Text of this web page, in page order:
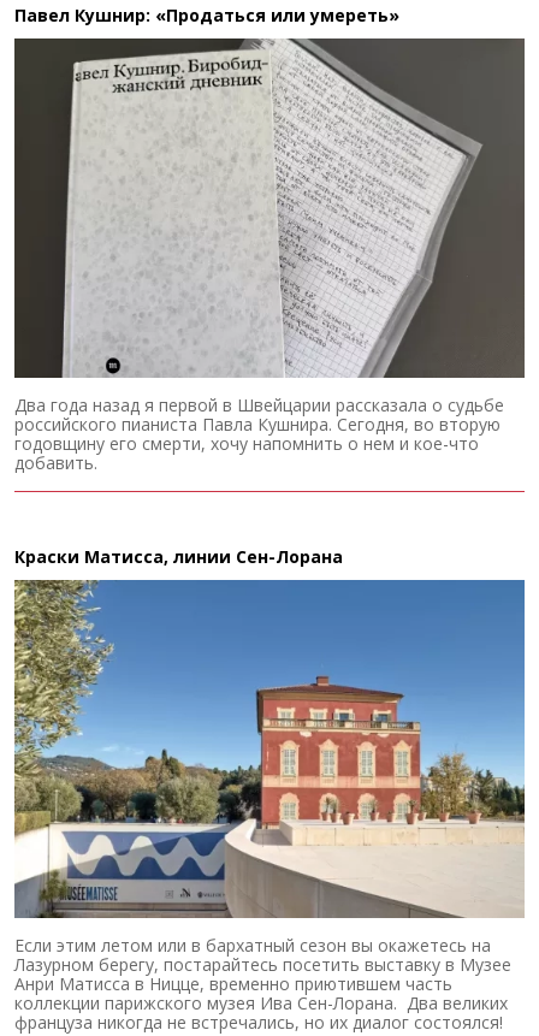
Павел Кушнир: «Продаться или умереть»
Два года назад я первой в Швейцарии рассказала о судьбе
российского пианиста Павла Кушнира. Сегодня, во вторую
годовщину его смерти, хочу напомнить о нем и кое-что
добавить.
Краски Матисса, линии Сен-Лорана
Если этим летом или в бархатный сезон вы окажетесь на
Лазурном берегу, постарайтесь посетить выставку в Музее
Анри Матисса в Ницце, временно приютившем часть
коллекции парижского музея Ива Сен-Лорана. Два великих
француза никогда не встречались, но их диалог состоялся!